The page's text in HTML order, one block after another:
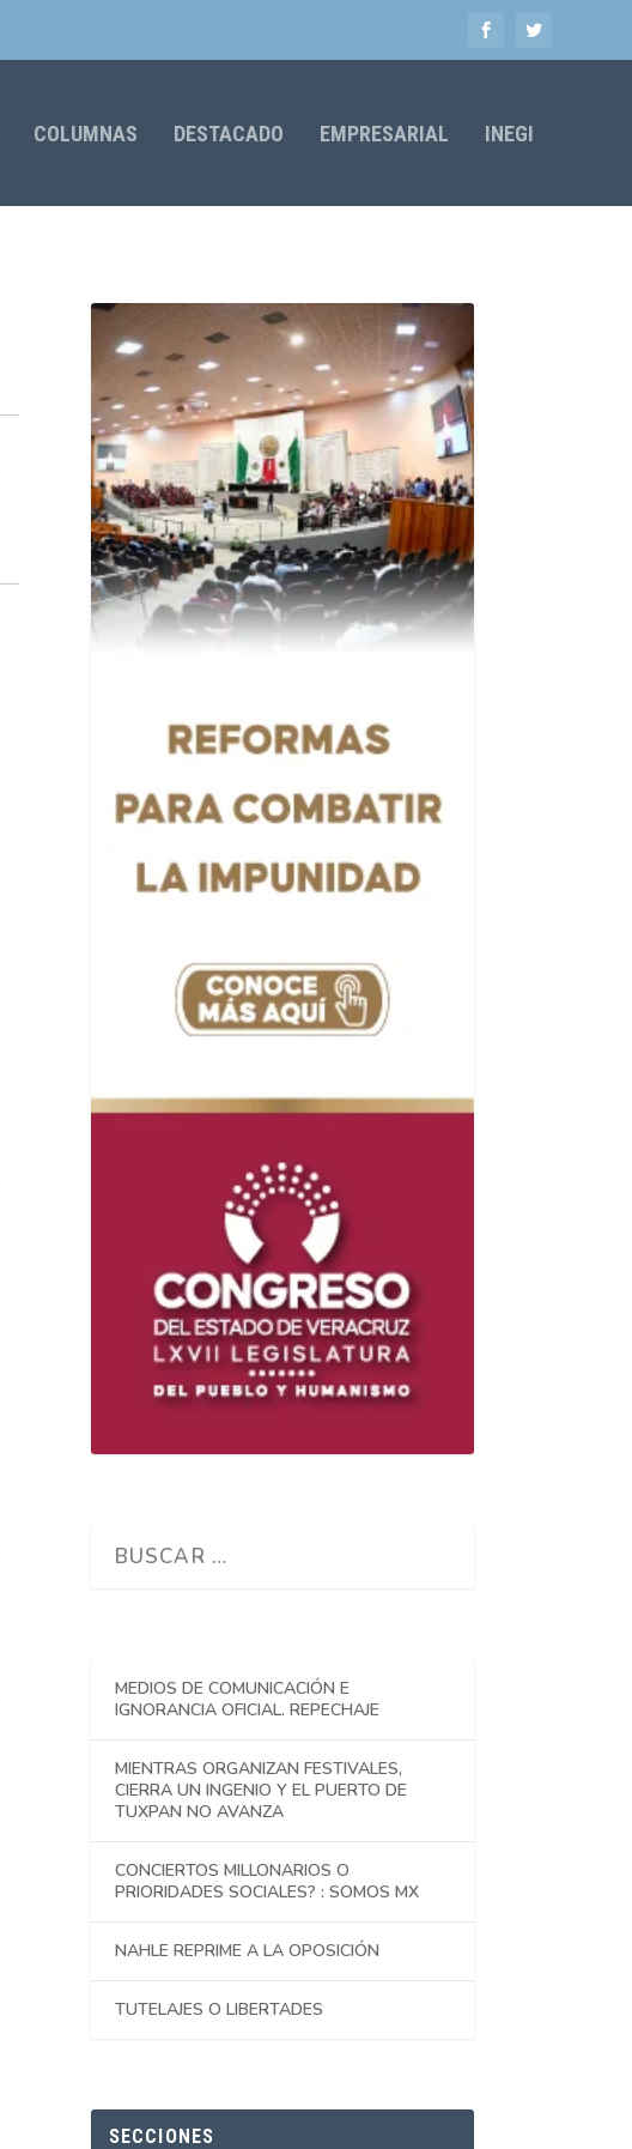
COLUMNAS DESTACADO EMPRESARIAL INEGI
MEDIOS DE COMUNICACIÓN E
IGNORANCIA OFICIAL. REPECHAJE
MIENTRAS ORGANIZAN FESTIVALES,
CIERRA UN INGENIO Y EL PUERTO DE
TUXPAN NO AVANZA
CONCIERTOS MILLONARIOS O
PRIORIDADES SOCIALES? : SOMOS MX
NAHLE REPRIME A LA OPOSICIÓN
TUTELAJES O LIBERTADES
SECCIONES